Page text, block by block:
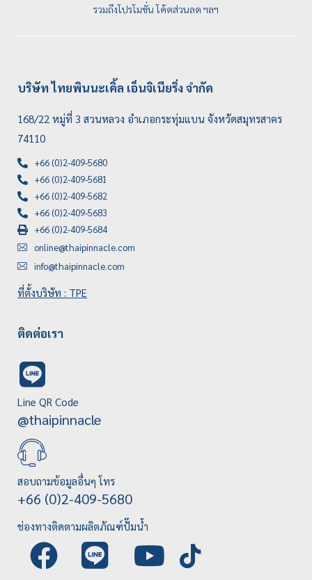
รวมถึงโปรโมชั่น โค้ดส่วนลด ฯลฯ
บริษัท ไทยพินนะเคิ้ล เอ็นจิเนียริ่ง จำกัด
168/22 หมู่ที่ 3 สวนหลวง อำเภอกระทุ่มแบน จังหวัดสมุทรสาคร
74110
+66 (0)2-409-5680
+66 (0)2-409-5681
+66 (0)2-409-5682
+66 (0)2-409-5683
+66 (0)2-409-5684
online@thaipinnacle.com
info@thaipinnacle.com
ที่ตั้งบริษัท : TPE
ติดต่อเรา
Line QR Code
@thaipinnacle
สอบถามข้อมูลอื่นๆ โทร
+66 (0)2-409-5680
ช่องทางติดตามผลิตภัณฑ์ปั๊มน้ำ